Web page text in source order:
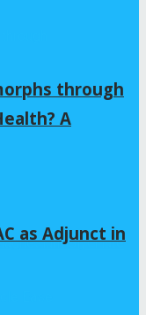
A
through
as Adjunct in